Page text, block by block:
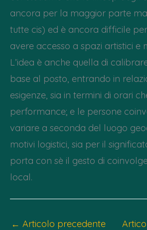
ancora per la maggior parte
tutte cis) ed è ancora difficile
avere accesso a spazi artistici e
L’idea è anche quella di
base al posto, entrando in
esigenze, sia in termini di orari
performance; e le persone
variare a seconda del luogo
motivi logistici, sia per il
porta con sè il gesto di
local.
← Articolo precedente